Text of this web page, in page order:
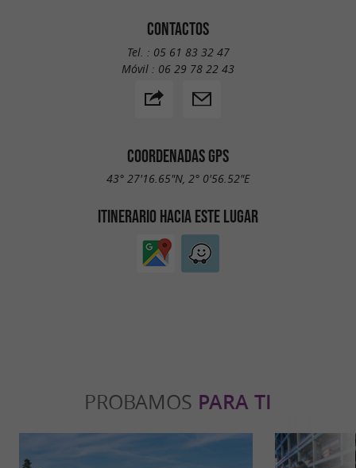
CONTACTOS
Tel. : 05 61 83 32 47
Móvil : 06 29 78 22 43
COORDENADAS GPS
43° 27'16.65"N, 2° 0'56.52"E
ITINERARIO HACIA ESTE LUGAR
PROBAMOS PARA TI